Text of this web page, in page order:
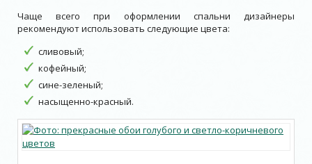
Чаще всего при оформлении спальни дизайнеры
рекомендуют использовать следующие цвета:
сливовый;
кофейный;
сине-зеленый;
насыщенно-красный.